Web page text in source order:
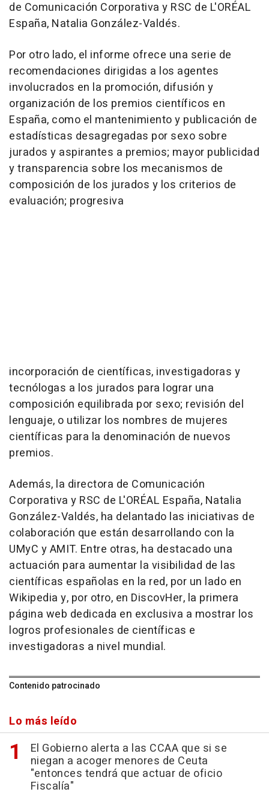
de Comunicación Corporativa y RSC de L'ORÉAL
España, Natalia González-Valdés.
Por otro lado, el informe ofrece una serie de
recomendaciones dirigidas a los agentes
involucrados en la promoción, difusión y
organización de los premios científicos en
España, como el mantenimiento y publicación de
estadísticas desagregadas por sexo sobre
jurados y aspirantes a premios; mayor publicidad
y transparencia sobre los mecanismos de
composición de los jurados y los criterios de
evaluación; progresiva
incorporación de científicas, investigadoras y
tecnólogas a los jurados para lograr una
composición equilibrada por sexo; revisión del
lenguaje, o utilizar los nombres de mujeres
científicas para la denominación de nuevos
premios.
Además, la directora de Comunicación
Corporativa y RSC de L'ORÉAL España, Natalia
González-Valdés, ha delantado las iniciativas de
colaboración que están desarrollando con la
UMyC y AMIT. Entre otras, ha destacado una
actuación para aumentar la visibilidad de las
científicas españolas en la red, por un lado en
Wikipedia y, por otro, en DiscovHer, la primera
página web dedicada en exclusiva a mostrar los
logros profesionales de científicas e
investigadoras a nivel mundial.
Contenido patrocinado
Lo más leído
El Gobierno alerta a las CCAA que si se
niegan a acoger menores de Ceuta
"entonces tendrá que actuar de oficio
Fiscalía"